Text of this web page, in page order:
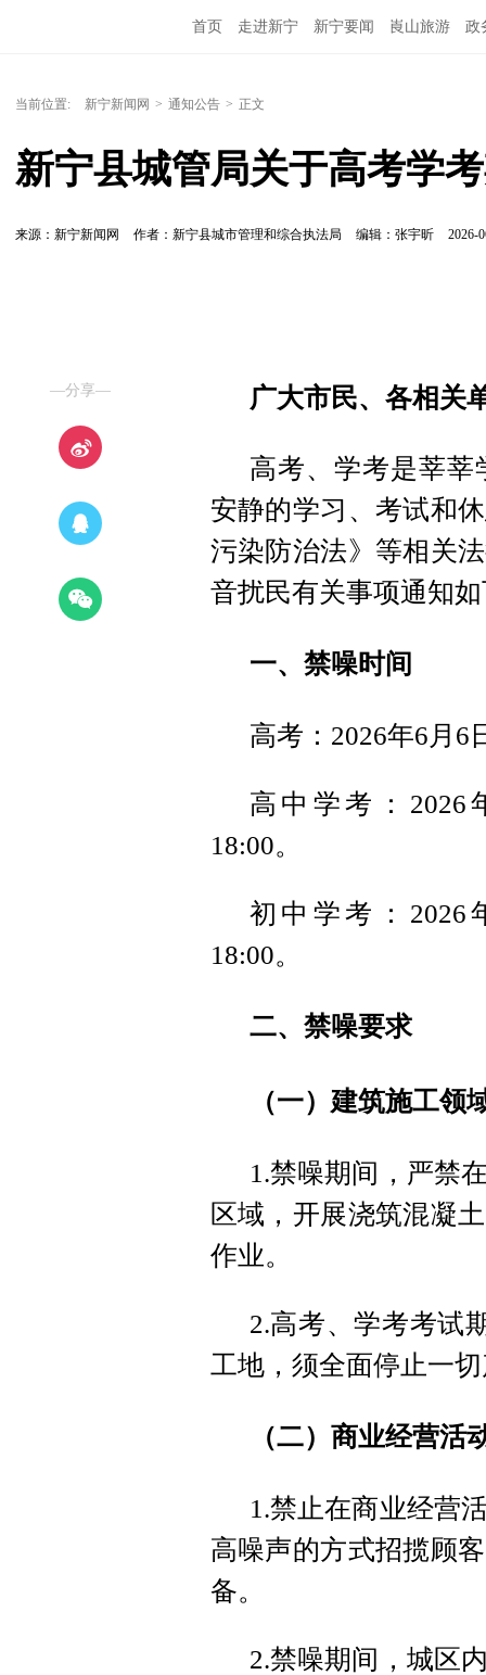
首页 走进新宁 新宁要闻 崀山旅游 政
当前位置: 新宁新闻网 > 通知公告 > 正文
新宁县城管局关于高考学
来源：新宁新闻网 作者：新宁县城市管理和综合执法局 编辑：张宇昕 2026-
—分享— 广大市民、各相关
高考、学考是莘
安静的学习、考试和
污染防治法》等相关
音扰民有关事项通知
一、禁噪时间
高考：2026年6月6
高中学考：2026
18:00。
初中学考：2026
18:00。
二、禁噪要求
（一）建筑施工领
1.禁噪期间，严禁
区域，开展浇筑混凝
作业。
2.高考、学考考试
工地，须全面停止一
（二）商业经营活
1.禁止在商业经营
高噪声的方式招揽顾
备。
2.禁噪期间，城区